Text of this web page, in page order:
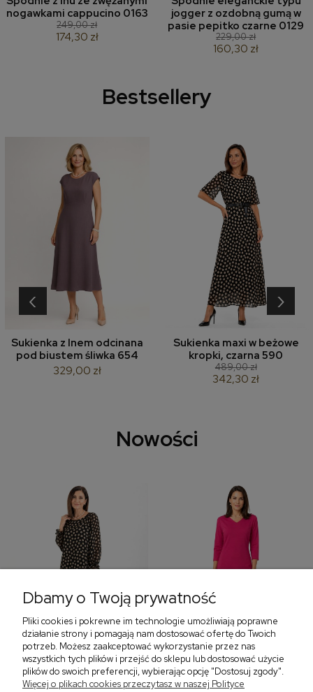
nogawkami cappucino 0163
249,00 zł
174,30 zł
jogger z ozdobną gumą w
pasie pepitko czarne 0129
229,00 zł
160,30 zł
Bestsellery
Sukienka z lnem odcinana
pod biustem śliwka 654
329,00 zł
Sukienka maxi w beżowe
kropki, czarna 590
489,00 zł
342,30 zł
‹ ›
Nowości
Sukienka z falbaną i
Sukienka z dekoltem w
‹
Dbamy o Twoją prywatność
Pliki cookies i pokrewne im technologie umożliwiają poprawne
działanie strony i pomagają nam dostosować ofertę do Twoich
potrzeb. Możesz zaakceptować wykorzystanie przez nas
wszystkich tych plików i przejść do sklepu lub dostosować użycie
plików do swoich preferencji, wybierając opcję "Dostosuj zgody".
Więcej o plikach cookies przeczytasz w naszej Polityce